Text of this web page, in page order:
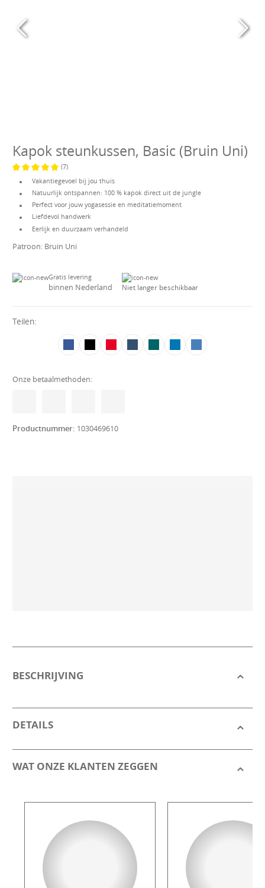
Kapok steunkussen, Basic (Bruin Uni)
(7)
Vakantiegevoel bij jou thuis
Natuurlijk ontspannen: 100 % kapok direct uit de jungle
Perfect voor jouw yogasessie en meditatiemoment
Liefdevol handwerk
Eerlijk en duurzaam verhandeld
Patroon: Bruin Uni
Gratis levering
binnen Nederland Niet langer beschikbaar
Teilen:
Onze betaalmethoden:
Productnummer: 1030469610
BESCHRIJVING
DETAILS
WAT ONZE KLANTEN ZEGGEN